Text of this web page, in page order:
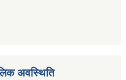
अवस्थिति